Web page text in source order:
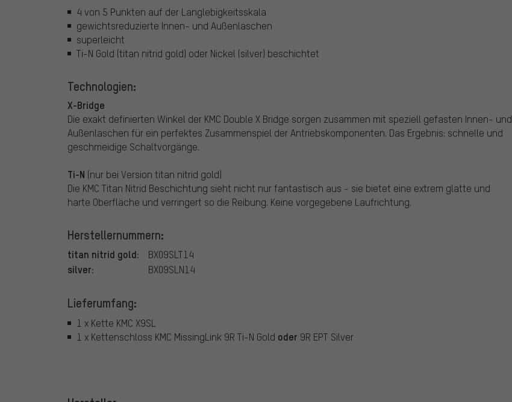
4 von 5 Punkten auf der Langlebigkeitsskala
gewichtsreduzierte Innen- und Außenlaschen
superleicht
Ti-N Gold (titan nitrid gold) oder Nickel (silver) beschichtet
Technologien:
X-Bridge
Die exakt definierten Winkel der KMC Double X Bridge sorgen zusammen mit speziell gefasten Innen- und
Außenlaschen für ein perfektes Zusammenspiel der Antriebskomponenten. Das Ergebnis: schnelle und
geschmeidige Schaltvorgänge.
Ti-N (nur bei Version titan nitrid gold)
Die KMC Titan Nitrid Beschichtung sieht nicht nur fantastisch aus - sie bietet eine extrem glatte und
harte Oberfläche und verringert so die Reibung. Keine vorgegebene Laufrichtung.
Herstellernummern:
titan nitrid gold: BX09SLT14
silver: BX09SLN14
Lieferumfang:
1 x Kette KMC X9SL
1 x Kettenschloss KMC MissingLink 9R Ti-N Gold oder 9R EPT Silver